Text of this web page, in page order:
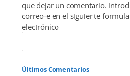
que dejar un comentario.
correo-e en el siguiente
electrónico
Últimos Comentarios